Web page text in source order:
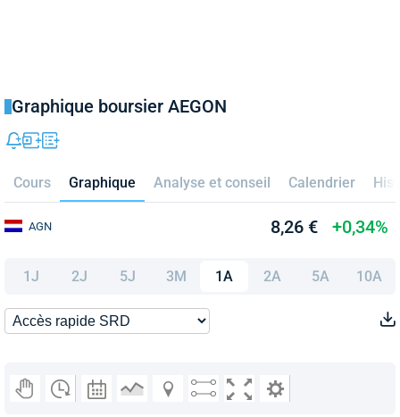
Graphique boursier AEGON
Cours Graphique Analyse et conseil Calendrier
AGN 8,26 € +0,34%
1J 2J 5J 3M 1A 2A 5A 10A